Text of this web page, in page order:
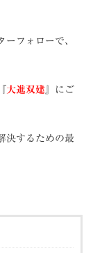
フォローで、
大進双建 』にご
決するための最